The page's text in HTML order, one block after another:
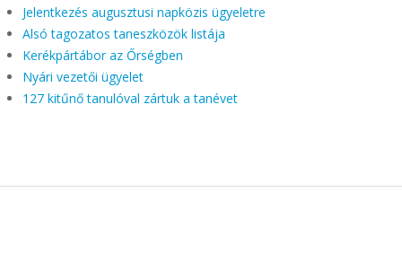
Jelentkezés augusztusi napközis ügyeletre
Alsó tagozatos taneszközök listája
Kerékpártábor az Őrségben
Nyári vezetői ügyelet
127 kitűnő tanulóval zártuk a tanévet